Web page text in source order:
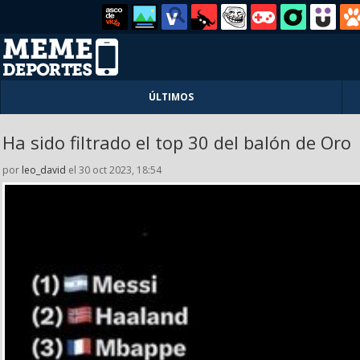
ÚLTIMOS
Ha sido filtrado el top 30 del balón de Oro
por leo_david el 30 oct 2023, 18:54